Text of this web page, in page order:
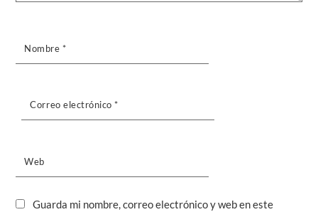
Nombre *
Correo electrónico *
Web
Guarda mi nombre, correo electrónico y web en este